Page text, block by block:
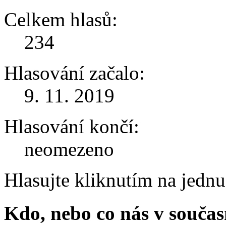
Celkem hlasů:
234
Hlasování začalo:
9. 11. 2019
Hlasování končí:
neomezeno
Hlasujte kliknutím na
Kdo, nebo co nás v